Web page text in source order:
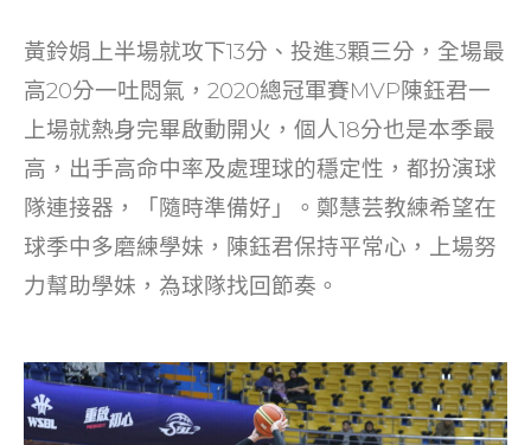
黃鈴娟上半場就攻下13分、投進3顆三分，全場最
高20分一吐悶氣，2020總冠軍賽MVP陳鈺君一
上場就熱身完畢啟動開火，個人18分也是本季最
高，出手高命中率及處理球的穩定性，都扮演球
隊連接器，「隨時準備好」。鄭慧芸教練希望在
球季中多磨練學妹，陳鈺君保持平常心，上場努
力幫助學妹，為球隊找回節奏。